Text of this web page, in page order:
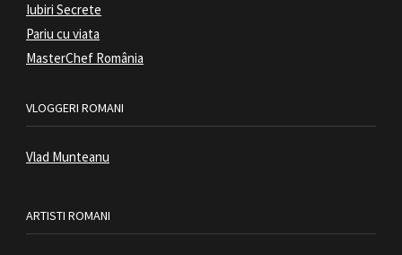
Iubiri Secrete
Pariu cu viata
MasterChef România
VLOGGERI ROMANI
Vlad Munteanu
ARTISTI ROMANI